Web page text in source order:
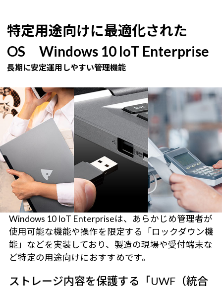
特定用途向けに最適化された
OS Windows 10 IoT Enterprise
長期に安定運用しやすい管理機能
Windows 10 IoT Enterpriseは、あらかじめ管理者が
使用可能な機能や操作を限定する「ロックダウン機
能」などを実装しており、製造の現場や受付端末な
ど特定の用途向けにおすすめです。
ストレージ内容を保護する「UWF（統合